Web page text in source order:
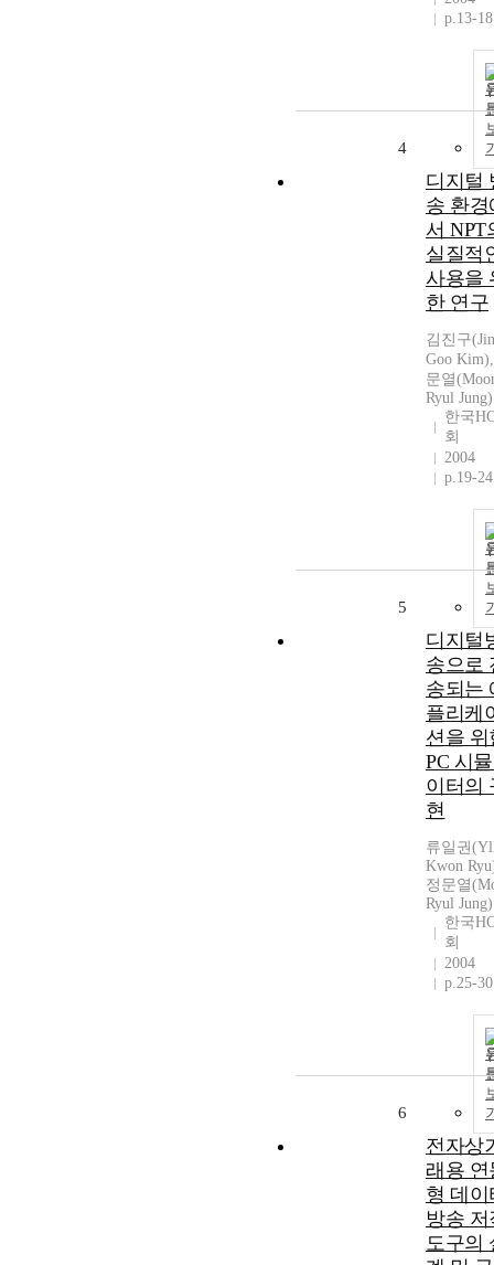
p.13-18
4
디지털
송 환경
서 NPT
실질적
사용을
한 연구
김진구
Goo
문열
Ryul Jung)
한국
회
2004
p.19-24
5
디지털
송으로
송되는
플리케
션을 위
PC 시
이터의
현
류일권
Kwon
정문열
Ryul Jung)
한국
회
2004
p.25-30
6
전자상
래용 연
형 데이
방송 저
도구의